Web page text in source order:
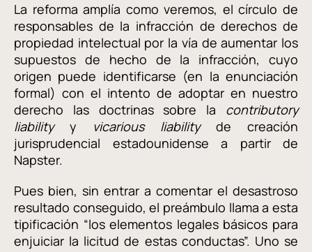
La reforma amplía como veremos, el círculo de
responsables de la infracción de derechos de
propiedad intelectual por la vía de aumentar los
supuestos de hecho de la infracción, cuyo
origen puede identificarse (en la enunciación
formal) con el intento de adoptar en nuestro
derecho las doctrinas sobre la contributory
liability y vicarious liabilityde creación
jurisprudencial estadounidense a partir de
Napster.
Pues bien, sin entrar a comentar el desastroso
resultado conseguido, el preámbulo llama a esta
tipificación “los elementos legales básicos para
enjuiciar la licitud de estas conductas”. Uno se